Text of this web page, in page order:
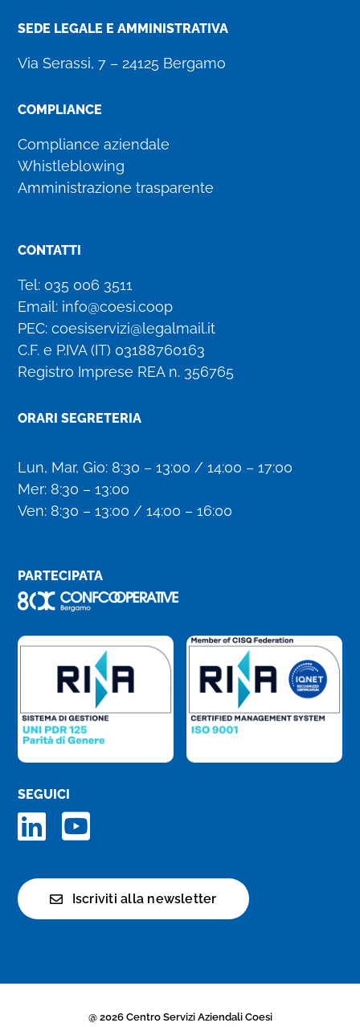
SEDE LEGALE E AMMINISTRATIVA
Via Serassi, 7 – 24125 Bergamo
COMPLIANCE
Compliance aziendale
Whistleblowing
Amministrazione trasparente
CONTATTI
Tel: 035 006 3511
Email: info@coesi.coop
PEC:coesiservizi@legalmail.it
C.F. e P.IVA (IT) 03188760163
Registro Imprese REA n. 356765
ORARI SEGRETERIA
Lun, Mar, Gio: 8:30 – 13:00 / 14:00 – 17:00
Mer: 8:30 – 13:00
Ven: 8:30 – 13:00 / 14:00 – 16:00
PARTECIPATA
SEGUICI
Iscriviti alla newsletter
@ 2026 Centro Servizi Aziendali Coesi